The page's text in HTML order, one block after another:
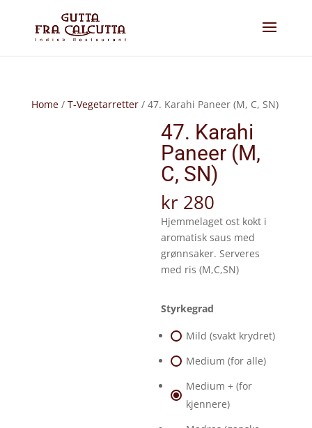
Home/ T-Vegetarretter/ 47. Karahi Paneer (M, C, SN)
47. Karahi
Paneer (M,
C, SN)
kr 280
Hjemmelaget ost kokt i
aromatisk saus med
grønnsaker. Serveres
med ris (M,C,SN)
Styrkegrad
Mild (svakt krydret)
Medium (for alle)
Medium + (for
kjennere)